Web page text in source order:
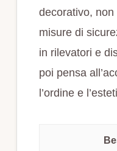
decorativo,
misure di
in rilevatori e
poi pensa
l’ordine e